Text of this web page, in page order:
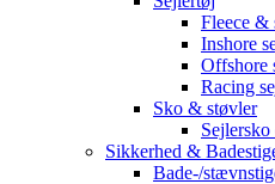
Fleece &
Inshore
Offshore
Racing
Sko & støvler
Sikkerhed &
Bade-/